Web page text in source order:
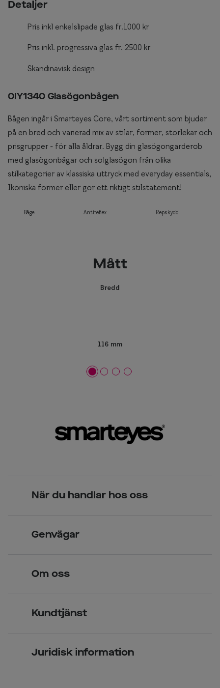
Detaljer
Pris inkl enkelslipade glas fr.1000 kr
Pris inkl. progressiva glas fr. 2500 kr
Skandinavisk design
0IY1340 Glasögonbågen
Bågen ingår i Smarteyes Core, vårt sortiment som bjuder
på en bred och varierad mix av stilar, former, storlekar och
prisgrupper - för alla åldrar. Bygg din glasögongarderob
med glasögonbågar och solglasögon från olika
stilkategorier av klassiska uttryck med everyday essentials,
Ikoniska former eller gör ett riktigt stilstatement!
Båge Antireflex Repskydd
Mått
Bredd
116 mm
När du handlar hos oss
Över 70 butiker
Genvägar
Kontaktlinser
Om oss
Kundtjänst
Juridisk information